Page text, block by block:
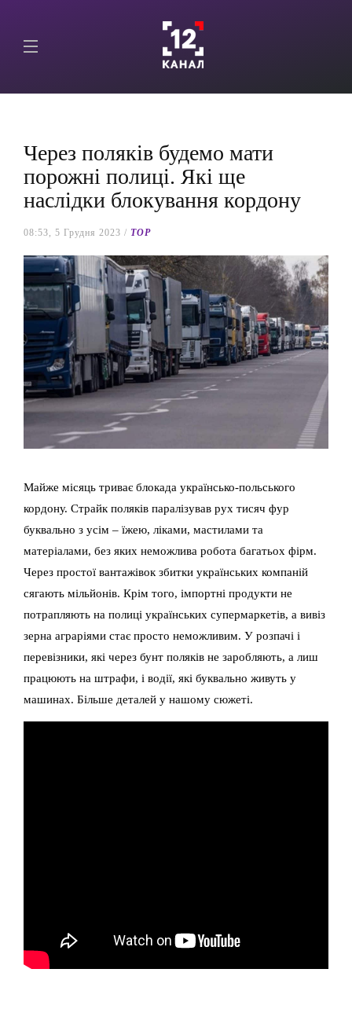
Через поляків будемо мати
порожні полиці. Які ще
наслідки блокування кордону
08:53, 5 Грудня 2023 / TOP
Майже місяць триває блокада українсько-польського
кордону. Страйк поляків паралізував рух тисяч фур
буквально з усім – їжею, ліками, мастилами та
матеріалами, без яких неможлива робота багатьох фірм.
Через простої вантажівок збитки українських компаній
сягають мільйонів. Крім того, імпортні продукти не
потрапляють на полиці українських супермаркетів, а вивіз
зерна аграріями стає просто неможливим. У розпачі і
перевізники, які через бунт поляків не заробляють, а лиш
працюють на штрафи, і водії, які буквально живуть у
машинах. Більше деталей у нашому сюжеті.